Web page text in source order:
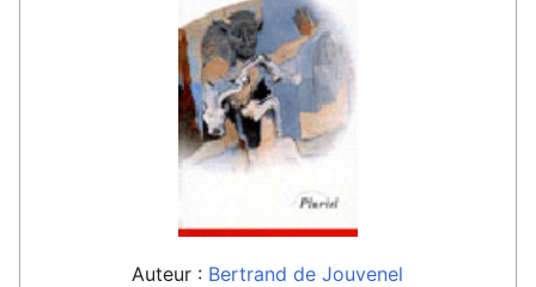
Auteur : Bertrand de Jouvenel